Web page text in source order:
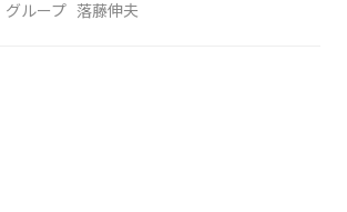
グループ 落藤伸夫